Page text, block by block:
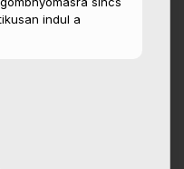
indul a